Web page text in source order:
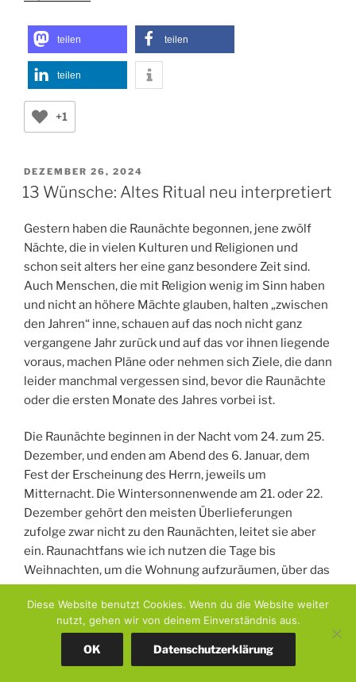
teilen teilen
teilen
+1
VERÖFFENTLICHT
AM
DEZEMBER 26, 2024
Gestern haben die Raunächte begonnen, jene zwölf
Nächte, die in vielen Kulturen und Religionen und
schon seit alters her eine ganz besondere Zeit sind.
Auch Menschen, die mit Religion wenig im Sinn haben
und nicht an höhere Mächte glauben, halten „zwischen
den Jahren“ inne, schauen auf das noch nicht ganz
vergangene Jahr zurück und auf das vor ihnen liegende
voraus, machen Pläne oder nehmen sich Ziele, die dann
leider manchmal vergessen sind, bevor die Raunächte
Die Raunächte beginnen in der Nacht vom 24. zum 25.
Dezember, und enden am Abend des 6. Januar, dem
Fest der Erscheinung des Herrn, jeweils um
Mitternacht. Die Wintersonnenwende am 21. oder 22.
Dezember gehört den meisten Überlieferungen
zufolge zwar nicht zu den Raunächten, leitet sie aber
ein. Raunachtfans wie ich nutzen die Tage bis
Weihnachten, um die Wohnung aufzuräumen, über das
alte Jahr nachzudenken und Wünsche für das neue zu
formulieren.
Diese Website benutzt Cookies. Wenn du die Website weiter
nutzt, gehen wir von deinem Einverständnis aus.
OK Datenschutzerklärung